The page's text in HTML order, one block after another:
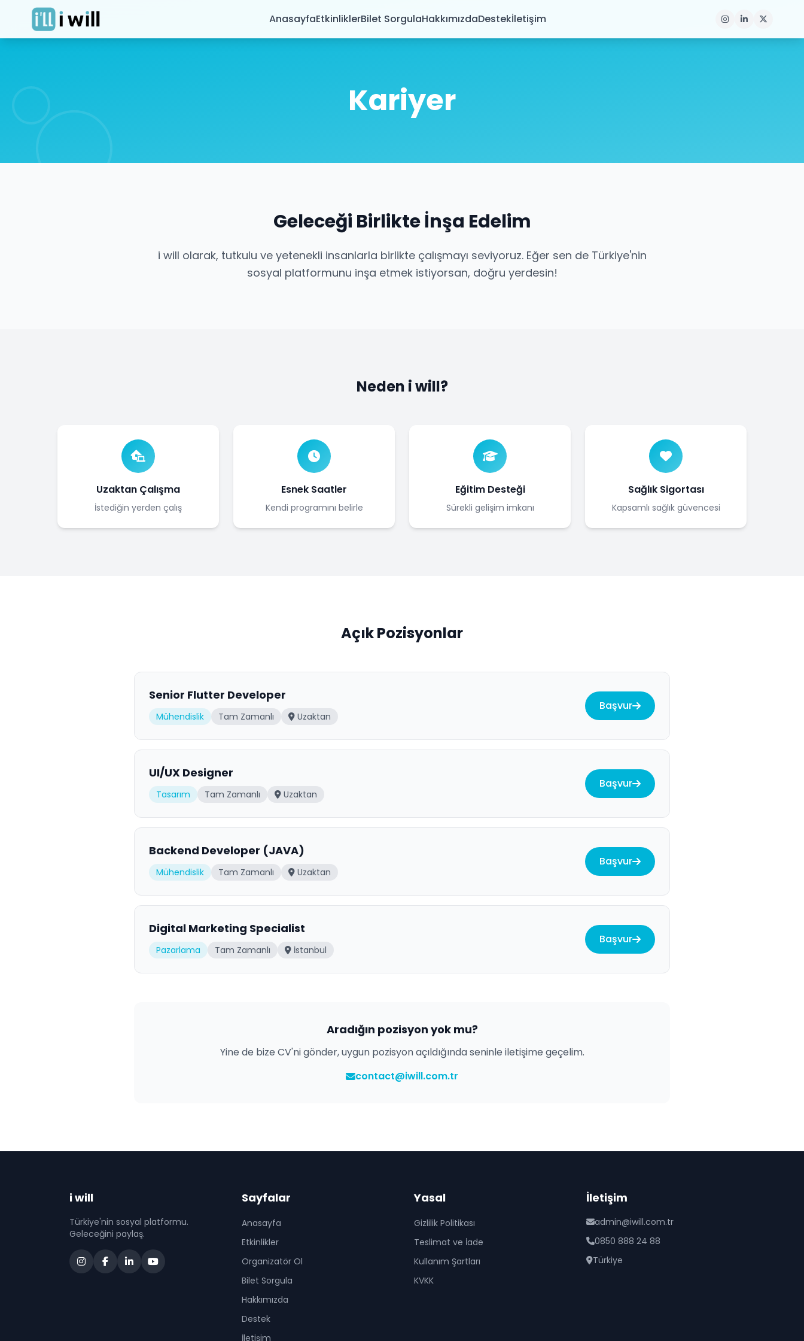
AnasayfaEtkinliklerBilet SorgulaHakkımızdaDestekİletişim
Kariyer
Geleceği Birlikte İnşa Edelim
i will olarak, tutkulu ve yetenekli insanlarla birlikte çalışmayı seviyoruz. Eğer sen de Türkiye'nin
sosyal platformunu inşa etmek istiyorsan, doğru yerdesin!
Neden i will?
Uzaktan Çalışma
İstediğin yerden çalış
Esnek Saatler
Kendi programını belirle
Eğitim Desteği
Sürekli gelişim imkanı
Sağlık Sigortası
Kapsamlı sağlık güvencesi
Açık Pozisyonlar
Senior Flutter Developer
Mühendislik Tam Zamanlı Uzaktan
Başvur
UI/UX Designer
Tasarım Tam Zamanlı Uzaktan
Başvur
Backend Developer (JAVA)
Mühendislik Tam Zamanlı Uzaktan
Başvur
Digital Marketing Specialist
Pazarlama Tam Zamanlı İstanbul
Başvur
Aradığın pozisyon yok mu?
Yine de bize CV'ni gönder, uygun pozisyon açıldığında seninle iletişime geçelim.
contact@iwill.com.tr
i will
Türkiye'nin sosyal platformu.
Geleceğini paylaş.
Sayfalar
Anasayfa
Etkinlikler
Organizatör Ol
Bilet Sorgula
Hakkımızda
Destek
İletişim
Yasal
Gizlilik Politikası
Teslimat ve İade
Kullanım Şartları
KVKK
İletişim
admin@iwill.com.tr
0850 888 24 88
Türkiye